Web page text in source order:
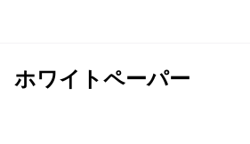
ホワイトペーパー